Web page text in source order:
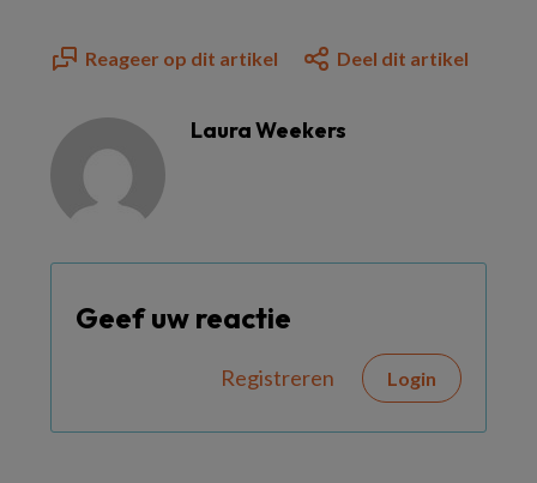
Reageer op dit artikel Deel dit artikel
Laura Weekers
Geef uw reactie
Registreren Login